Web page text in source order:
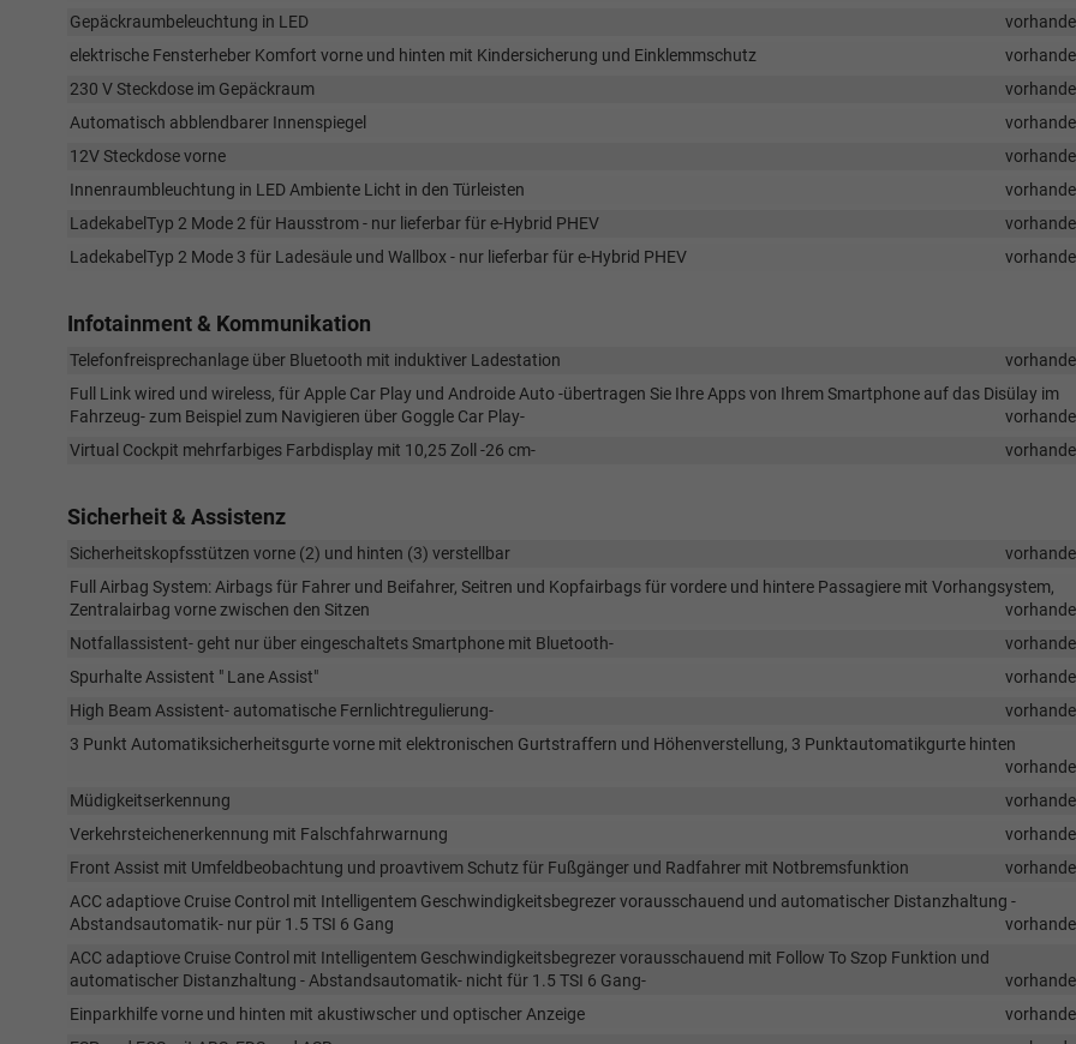
Gepäckraumbeleuchtung in LED
elektrische Fensterheber Komfort vorne und hinten mit Kindersicherung und Einklemmschutz
230 V Steckdose im Gepäckraum
Automatisch abblendbarer Innenspiegel
12V Steckdose vorne
Innenraumbleuchtung in LED Ambiente Licht in den Türleisten
LadekabelTyp 2 Mode 2 für Hausstrom - nur lieferbar für e-Hybrid PHEV
LadekabelTyp 2 Mode 3 für Ladesäule und Wallbox - nur lieferbar für e-Hybrid PHEV
Infotainment & Kommunikation
Telefonfreisprechanlage über Bluetooth mit induktiver Ladestation
Full Link wired und wireless, für Apple Car Play und Androide Auto -übertragen Sie Ihre Apps von Ihrem Smartphone auf das Disülay im
Fahrzeug- zum Beispiel zum Navigieren über Goggle Car Play-
Virtual Cockpit mehrfarbiges Farbdisplay mit 10,25 Zoll -26 cm-
Sicherheit & Assistenz
Sicherheitskopfsstützen vorne (2) und hinten (3) verstellbar
Full Airbag System: Airbags für Fahrer und Beifahrer, Seitren und Kopfairbags für vordere und hintere Passagiere mit Vorhangsystem,
Zentralairbag vorne zwischen den Sitzen
Notfallassistent- geht nur über eingeschaltets Smartphone mit Bluetooth-
Spurhalte Assistent " Lane Assist"
High Beam Assistent- automatische Fernlichtregulierung-
3 Punkt Automatiksicherheitsgurte vorne mit elektronischen Gurtstraffern und Höhenverstellung, 3 Punktautomatikgurte hinten
Müdigkeitserkennung
Verkehrsteichenerkennung mit Falschfahrwarnung
Front Assist mit Umfeldbeobachtung und proavtivem Schutz für Fußgänger und Radfahrer mit Notbremsfunktion
ACC adaptiove Cruise Control mit Intelligentem Geschwindigkeitsbegrezer vorausschauend und automatischer Distanzhaltung -
Abstandsautomatik- nur pür 1.5 TSI 6 Gang
ACC adaptiove Cruise Control mit Intelligentem Geschwindigkeitsbegrezer vorausschauend mit Follow To Szop Funktion und
automatischer Distanzhaltung - Abstandsautomatik- nicht für 1.5 TSI 6 Gang-
Einparkhilfe vorne und hinten mit akustiwscher und optischer Anzeige